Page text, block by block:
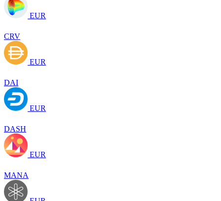
EUR
CRV
EUR
DAI
EUR
DASH
EUR
MANA